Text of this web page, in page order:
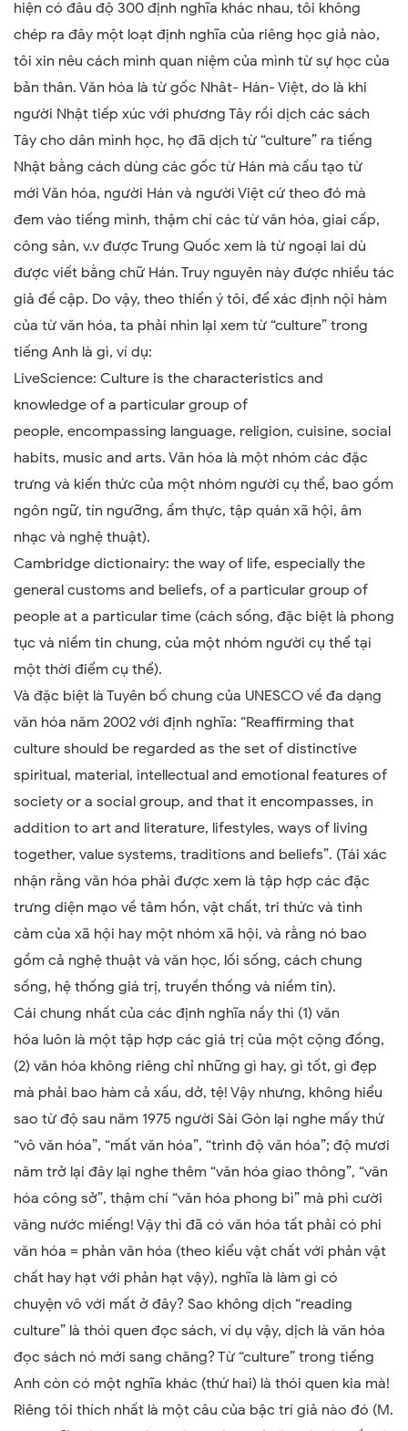
hiện có đâu độ 300 định nghĩa khác nhau, tôi không
chép ra đây một loạt định nghĩa của riêng học giả nào,
tôi xin nêu cách mình quan niệm của mình từ sự học của
bản thân. Văn hóa là từ gốc Nhât- Hán- Việt, do là khi
người Nhật tiếp xúc với phương Tây rồi dịch các sách
Tây cho dân mình học, họ đã dịch từ “culture” ra tiếng
Nhật bằng cách dùng các gốc từ Hán mà cấu tạo từ
mới Văn hóa, người Hán và người Việt cứ theo đó mà
đem vào tiếng mình, thậm chí các từ văn hóa, giai cấp,
công sản, v.v được Trung Quốc xem là từ ngoại lai dù
được viết bằng chữ Hán. Truy nguyên này được nhiều tác
giả đề cập. Do vậy, theo thiển ý tôi, để xác định nội hàm
của từ văn hóa, ta phải nhìn lại xem từ “culture” trong
tiếng Anh là gì, ví dụ:
LiveScience: Culture is the characteristics and
knowledge of a particular group of
people, encompassing language, religion, cuisine, social
habits, music and arts. Văn hóa là một nhóm các đặc
trưng và kiến thức của một nhóm người cụ thể, bao gồm
ngôn ngữ, tín ngưỡng, ẩm thực, tập quán xã hội, âm
nhạc và nghệ thuật).
Cambridge dictionairy: the way of life, especially the
general customs and beliefs, of a particular group of
people at a particular time (cách sống, đặc biệt là phong
tục và niềm tin chung, của một nhóm người cụ thể tại
một thời điểm cụ thể).
Và đặc biệt là Tuyên bố chung của UNESCO về đa dạng
văn hóa năm 2002 với định nghĩa: “Reaffirming that
culture should be regarded as the set of distinctive
spiritual, material, intellectual and emotional features of
society or a social group, and that it encompasses, in
addition to art and literature, lifestyles, ways of living
together, value systems, traditions and beliefs”. (Tái xác
nhận rằng văn hóa phải được xem là tập hợp các đặc
trưng diện mạo về tâm hồn, vật chất, tri thức và tình
cảm của xã hội hay một nhóm xã hội, và rằng nó bao
gồm cả nghệ thuật và văn học, lối sống, cách chung
sống, hệ thống giá trị, truyền thống và niềm tin).
Cái chung nhất của các định nghĩa nầy thì (1) văn
hóa luôn là một tập hợp các giá trị của một cộng đồng,
(2) văn hóa không riêng chỉ những gì hay, gì tốt, gì đẹp
mà phải bao hàm cả xấu, dở, tệ! Vậy nhưng, không hiểu
sao từ độ sau năm 1975 người Sài Gòn lại nghe mấy thứ
“vô văn hóa”, “mất văn hóa”, “trình độ văn hóa”; độ mươi
năm trở lại đây lại nghe thêm “văn hóa giao thông”, “văn
hóa công sở”, thậm chí “văn hóa phong bì” mà phì cười
văng nước miếng! Vậy thì đã có văn hóa tất phải có phi
văn hóa = phản văn hóa (theo kiểu vật chất với phản vật
chất hay hạt với phản hạt vậy), nghĩa là làm gì có
chuyện vô với mất ở đây? Sao không dịch “reading
culture” là thói quen đọc sách, ví dụ vậy, dịch là văn hóa
đọc sách nó mới sang chăng? Từ “culture” trong tiếng
Anh còn có một nghĩa khác (thứ hai) là thói quen kia mà!
Riêng tôi thích nhất là một câu của bậc trí giả nào đó (M.